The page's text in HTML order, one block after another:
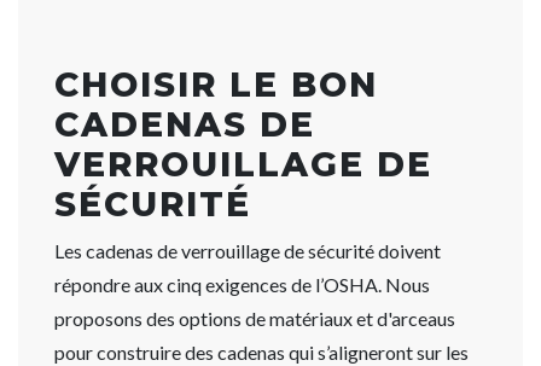
CHOISIR LE BON
CADENAS DE
VERROUILLAGE DE
SÉCURITÉ
Les cadenas de verrouillage de sécurité doivent
répondre aux cinq exigences de l’OSHA. Nous
proposons des options de matériaux et d'arceaus
pour construire des cadenas qui s’aligneront sur les